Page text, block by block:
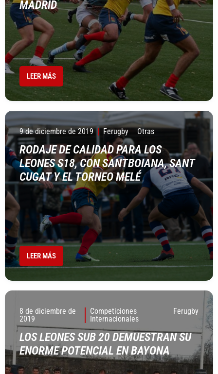
MADRID
LEER MÁS
9 de diciembre de 2019 Ferugby Otras
RODAJE DE CALIDAD PARA LOS
LEONES S18, CON SANTBOIANA, SANT
CUGAT Y EL TORNEO MELÉ
LEER MÁS
8 de diciembre de
2019
Competiciones
Internacionales
Ferugby
LOS LEONES SUB 20 DEMUESTRAN SU
ENORME POTENCIAL EN BAYONA